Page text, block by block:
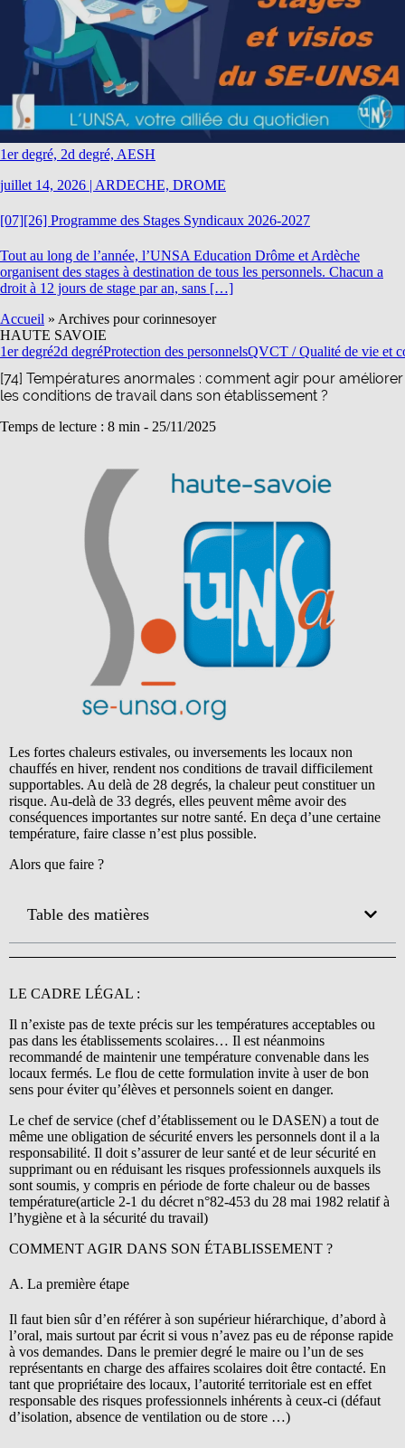
1er degré, 2d degré, AESH
juillet 14, 2026 | ARDECHE, DROME
[07][26] Programme des Stages Syndicaux 2026-2027
Tout au long de l’année, l’UNSA Education Drôme et Ardèche
organisent des stages à destination de tous les personnels. Chacun a
droit à 12 jours de stage par an, sans […]
Accueil » Archives pour corinnesoyer
HAUTE SAVOIE
1er degré2d degréProtection des personnelsQVCT / Qualité de vie et
[74] Températures anormales : comment agir pour améliorer
les conditions de travail dans son établissement ?
Temps de lecture : 8 min - 25/11/2025
Les fortes chaleurs estivales, ou inversements les locaux non
chauffés en hiver, rendent nos conditions de travail difficilement
supportables. Au delà de 28 degrés, la chaleur peut constituer un
risque. Au-delà de 33 degrés, elles peuvent même avoir des
conséquences importantes sur notre santé. En deça d’une certaine
température, faire classe n’est plus possible.
Alors que faire ?
Table des matières
LE CADRE LÉGAL :
Il n’existe pas de texte précis sur les températures acceptables ou
pas dans les établissements scolaires… Il est néanmoins
recommandé de maintenir une température convenable dans les
locaux fermés. Le flou de cette formulation invite à user de bon
sens pour éviter qu’élèves et personnels soient en danger.
Le chef de service (chef d’établissement ou le DASEN) a tout de
même une obligation de sécurité envers les personnels dont il a la
responsabilité. Il doit s’assurer de leur santé et de leur sécurité en
supprimant ou en réduisant les risques professionnels auxquels ils
sont soumis, y compris en période de forte chaleur ou de basses
température(article 2-1 du décret n°82-453 du 28 mai 1982 relatif à
l’hygiène et à la sécurité du travail)
COMMENT AGIR DANS SON ÉTABLISSEMENT ?
A. La première étape
Il faut bien sûr d’en référer à son supérieur hiérarchique, d’abord à
l’oral, mais surtout par écrit si vous n’avez pas eu de réponse rapide
à vos demandes. Dans le premier degré le maire ou l’un de ses
représentants en charge des affaires scolaires doit être contacté. En
tant que propriétaire des locaux, l’autorité territoriale est en effet
responsable des risques professionnels inhérents à ceux-ci (défaut
d’isolation, absence de ventilation ou de store …)